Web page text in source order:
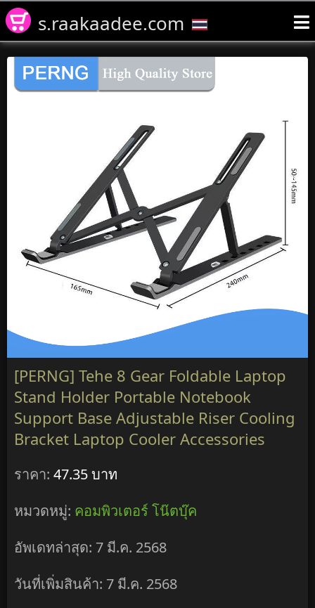
s.raakaadee.com
[PERNG] Tehe 8 Gear Foldable Laptop
Stand Holder Portable Notebook
Support Base Adjustable Riser Cooling
Bracket Laptop Cooler Accessories
ราคา: 47.35 บาท
หมวดหมู่: คอมพิวเตอร์ โน๊ตบุ๊ค
อัพเดทล่าสุด: 7 มี.ค. 2568
วันที่เพิ่มสินค้า: 7 มี.ค. 2568